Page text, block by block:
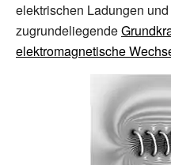
elektrischen Ladungen
zugrundeliegende
elektromagnetische